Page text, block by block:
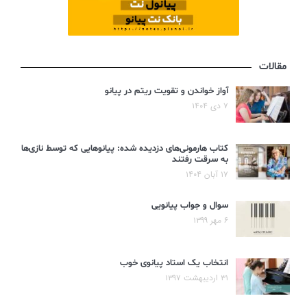
مقالات
آواز خواندن و تقویت ریتم در پیانو
۷ دی ۱۴۰۴
کتاب هارمونی‌های دزدیده شده: پیانوهایی که توسط نازی‌ها
به سرقت رفتند
۱۷ آبان ۱۴۰۴
سوال و جواب پیانویی
۶ مهر ۱۳۹۹
انتخاب یک استاد پیانوی خوب
۳۱ اردیبهشت ۱۳۹۷